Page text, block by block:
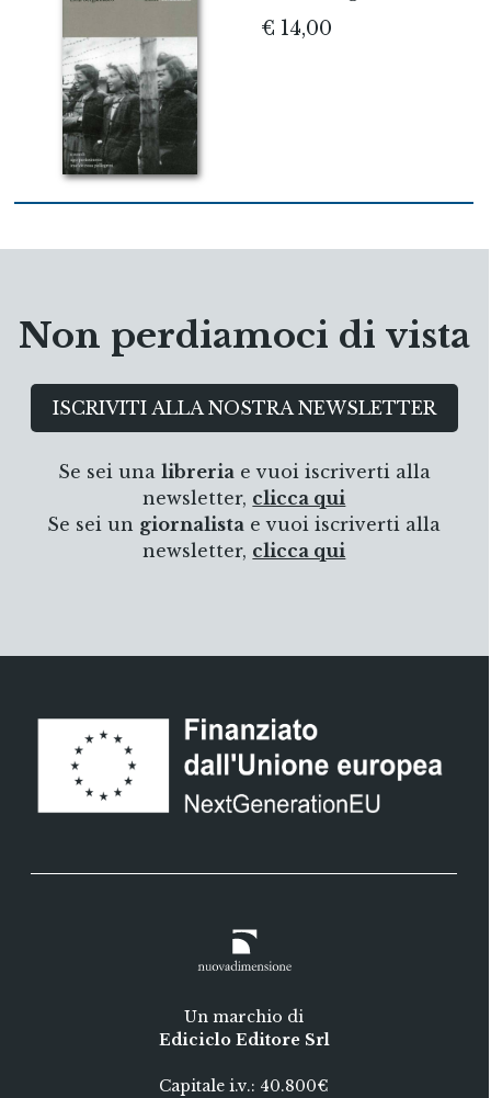
€ 14,00
Non perdiamoci di vista
ISCRIVITI ALLA NOSTRA NEWSLETTER
Se sei una libreriae vuoi iscriverti alla
newsletter, clicca qui
Se sei un giornalista e vuoi iscriverti alla
newsletter, clicca qui
Un marchio di
Ediciclo Editore Srl
Capitale i.v.: 40.800€